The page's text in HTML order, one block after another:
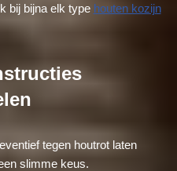
bij bijna elk type houten kozijn
tegen houtrot laten
slimme keus.